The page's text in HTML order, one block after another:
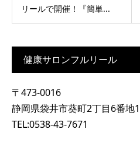
リールで開催！『簡単...
健康サロンフルリール
〒473-0016
静岡県袋井市葵町2丁目6番地1
TEL:0538-43-7671